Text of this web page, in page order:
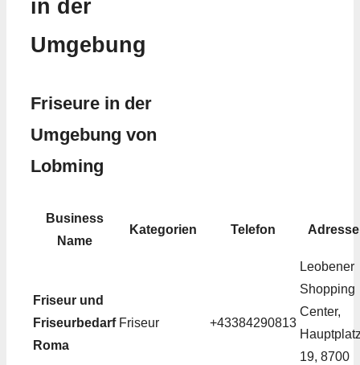
in der
Umgebung
Friseure in der
Umgebung von
Lobming
Business
Name
Kategorien Telefon Adresse
Friseur und
Friseurbedarf
Roma
Friseur +43384290813
Leobener
Shopping
Center,
19, 8700